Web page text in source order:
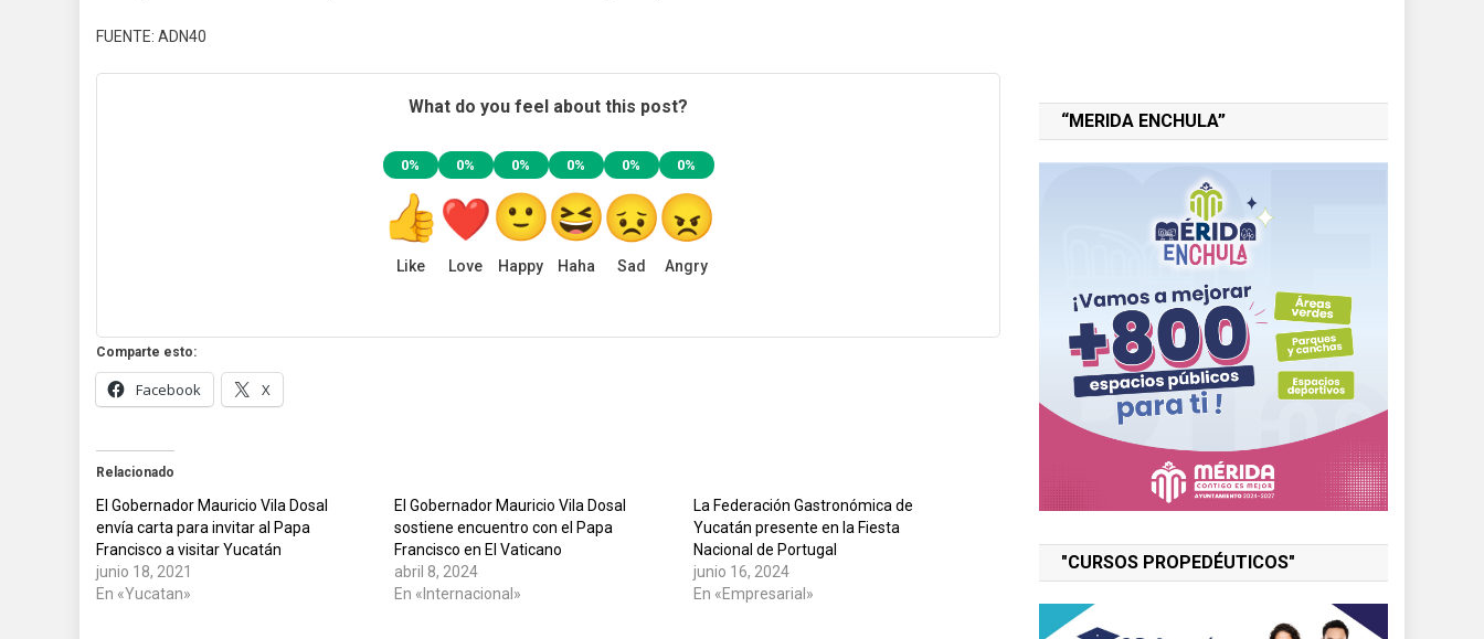
FUENTE: ADN40
What do you feel about this post?
0%
Like
0%
Love
0%
Happy
0%
Haha
0%
Sad
0%
Angry
Comparte esto:
Facebook X
Relacionado
El Gobernador Mauricio Vila Dosal
envía carta para invitar al Papa
Francisco a visitar Yucatán
junio 18, 2021
En «Yucatan»
El Gobernador Mauricio Vila Dosal
sostiene encuentro con el Papa
Francisco en El Vaticano
abril 8, 2024
En «Internacional»
La Federación Gastronómica de
Yucatán presente en la Fiesta
Nacional de Portugal
junio 16, 2024
En «Empresarial»
“MERIDA ENCHULA”
"CURSOS PROPEDÉUTICOS"